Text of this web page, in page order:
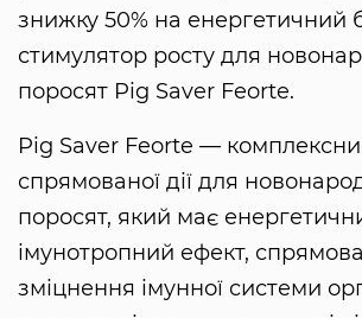
знижку 50% на енергетичний
стимулятор росту для
поросят Pig Saver Feorte.
Pig Saver Feorte —
спрямованої дії для
поросят, який має
імунотропний ефект,
зміцнення імунної системи